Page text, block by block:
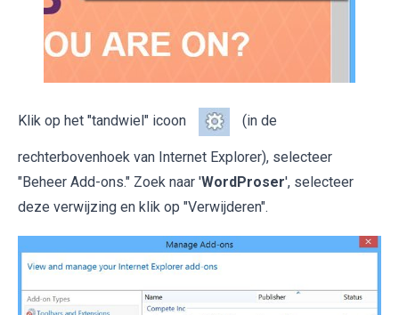
Klik op het "tandwiel" icoon (in de
rechterbovenhoek van Internet Explorer), selecteer
"Beheer Add-ons." Zoek naar 'WordProser', selecteer
deze verwijzing en klik op "Verwijderen".